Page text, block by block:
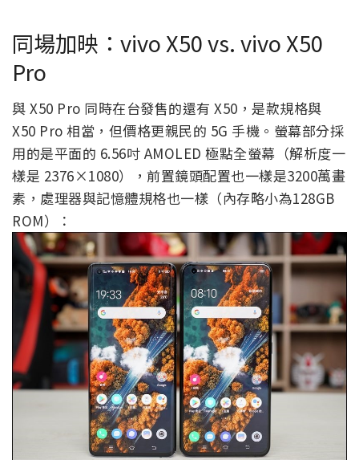
同場加映：vivo X50 vs. vivo X50
Pro
與 X50 Pro 同時在台發售的還有 X50，是款規格與
X50 Pro 相當，但價格更親民的 5G 手機。螢幕部分採
用的是平面的 6.56吋 AMOLED 極點全螢幕（解析度一
樣是 2376×1080），前置鏡頭配置也一樣是3200萬畫
素，處理器與記憶體規格也一樣（內存略小為128GB
ROM）：